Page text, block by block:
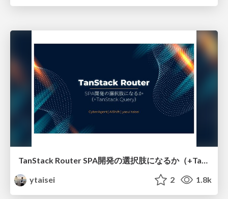
TanStack Router SPA開発の選択肢になるか（+TanStack Query）
ytaisei
2 1.8k